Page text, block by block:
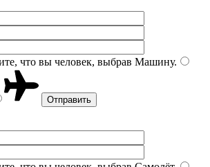
что вы человек, выбрав Машину.